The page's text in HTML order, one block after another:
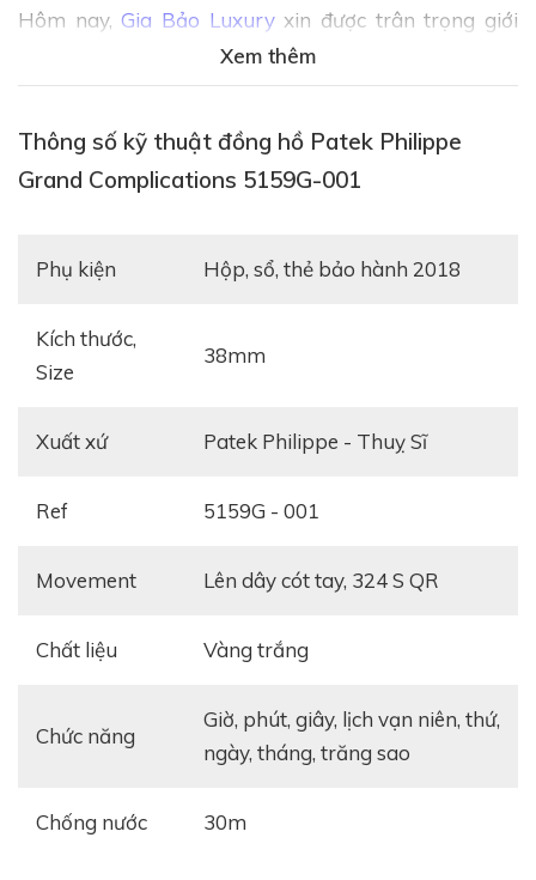
Hôm nay, Gia Bảo Luxuryxin được trân trọng giới
thiệu tới quý khách hàng về cỗ máy cơ khí vô cùng nổi
tiếng này.
Review đồng hồ Patek Philippe Grand
Complications 5159G
Sở hữu ngoại hình đậm chất cổ điển, Patek Philippe
mặt số 38mm, bao bọc bởi bộ vỏ vàng trắngnguyên
khối 18K cùng dây đeo tay da cá sấu thanh lịch. Bộ vỏ
bẩy vượt trội trên bề mặt khiến cho chiếc đồng hồ
Xem thêm
Thông số kỹ thuật đồng hồ Patek Philippe
Grand Complications 5159G-001
Phụ kiện hộp, sổ, thẻ bảo hành 2018
Kích thước,
Size
38mm
Xuất xứ Patek Philippe - Thuỵ Sĩ
Ref 5159G - 001
Movement Lên dây cót tay, 324 S QR
Chất liệu Vàng trắng
Chức năng
giờ, phút, giây, lịch vạn niên, thứ,
ngày, tháng, trăng sao
Chống nước 30m